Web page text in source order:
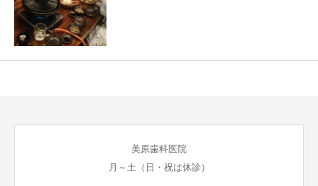
美原歯科医院
月～土（日・祝は休診）